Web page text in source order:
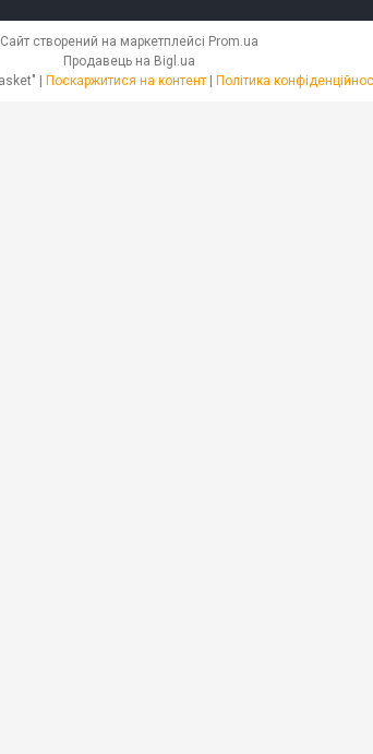
Сайт створений на маркетплейсі Prom.ua
Продавець на Bigl.ua
Поскаржитися на контент Політика